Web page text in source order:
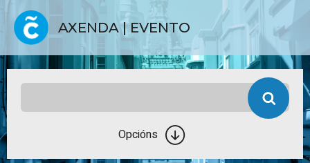
AXENDA | EVENTO
Opcións